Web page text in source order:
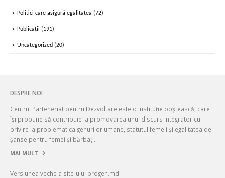
Politici care asigură egalitatea (72)
Publicații (191)
Uncategorized (20)
DESPRE NOI
Centrul Parteneriat pentru Dezvoltare este o instituție obștească, care
își propune să contribuie la promovarea unui discurs integrator cu
privire la problematica genurilor umane, statutul femeii și egalitatea de
șanse pentru femei și bărbați.
MAI MULT
Versiunea veche a site-ului progen.md